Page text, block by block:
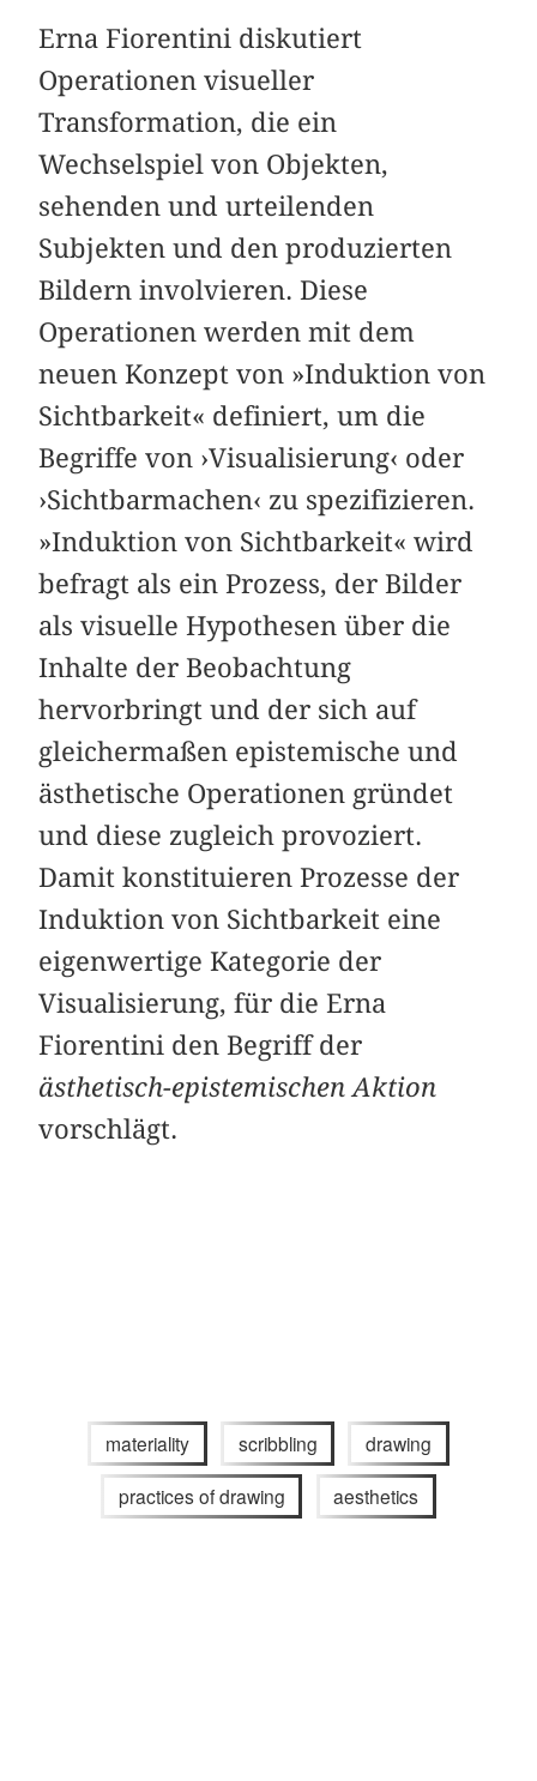
Erna Fiorentini diskutiert
Operationen visueller
Transformation, die ein
Wechselspiel von Objekten,
sehenden und urteilenden
Subjekten und den produzierten
Bildern involvieren. Diese
Operationen werden mit dem
neuen Konzept von »Induktion von
Sichtbarkeit« definiert, um die
Begriffe von ›Visualisierung‹ oder
›Sichtbarmachen‹ zu spezifizieren.
»Induktion von Sichtbarkeit« wird
befragt als ein Prozess, der Bilder
als visuelle Hypothesen über die
Inhalte der Beobachtung
hervorbringt und der sich auf
gleichermaßen epistemische und
ästhetische Operationen gründet
und diese zugleich provoziert.
Damit konstituieren Prozesse der
Induktion von Sichtbarkeit eine
eigenwertige Kategorie der
Visualisierung, für die Erna
Fiorentini den Begriff der
ästhetisch-epistemischen Aktion
vorschlägt.
materiality scribbling drawing
practices of drawing aesthetics